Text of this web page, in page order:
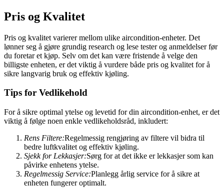
Pris og Kvalitet
Pris og kvalitet varierer mellom ulike aircondition-enheter. Det
lønner seg å gjøre grundig research og lese tester og anmeldelser før
du foretar et kjøp. Selv om det kan være fristende å velge den
billigste enheten, er det viktig å vurdere både pris og kvalitet for å
sikre langvarig bruk og effektiv kjøling.
Tips for Vedlikehold
For å sikre optimal ytelse og levetid for din aircondition-enhet, er det
viktig å følge noen enkle vedlikeholdsråd, inkludert:
Rens Filtere:Regelmessig rengjøring av filtere vil bidra til
bedre luftkvalitet og effektiv kjøling.
Sjekk for Lekkasjer:Sørg for at det ikke er lekkasjer som kan
påvirke enhetens ytelse.
Regelmessig Service:Planlegg årlig service for å sikre at
enheten fungerer optimalt.